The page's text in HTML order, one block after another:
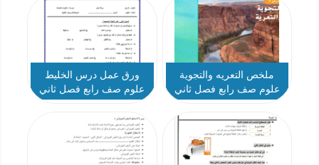
ملخص التعريه والتجوية
علوم صف رابع فصل ثاني
ورق عمل درس الخليط
علوم صف رابع فصل ثاني